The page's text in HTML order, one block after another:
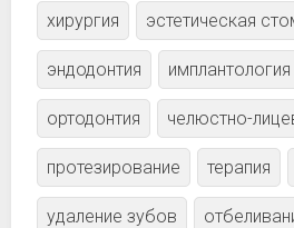
хирургия эстетическая
эндодонтия имплантология
ортодонтия челюстно-
протезирование терапия
удаление зубов